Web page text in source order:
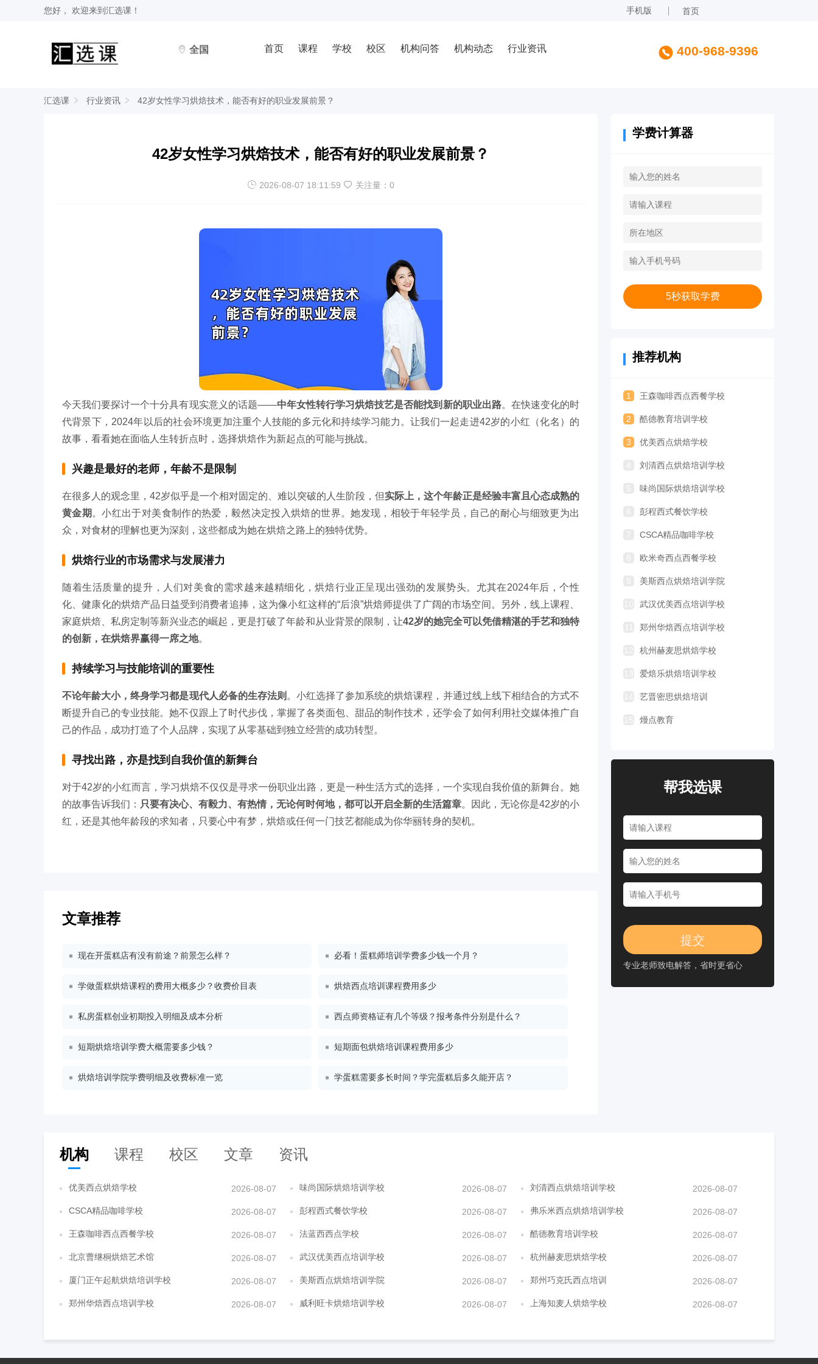
您好， 欢迎来到 汇选课 ！ 手机版 首页
全国 首页 课程 学校 校区 机构问答 机构动态 行业资讯 400-968-9396
汇选课 行业资讯 42岁女性学习烘焙技术，能否有好的职业发展前景？
42岁女性学习烘焙技术，能否有好的职业发展前景？
2026-08-07 18:11:59 关注量： 0
今天我们要探讨一个十分具有现实意义的话题——中年女性转行学习烘焙技艺是否能找到新的职业出路。在快速变化的时
代背景下，2024年以后的社会环境更加注重个人技能的多元化和持续学习能力。让我们一起走进42岁的小红（化名）的
故事，看看她在面临人生转折点时，选择烘焙作为新起点的可能与挑战。
兴趣是最好的老师，年龄不是限制
在很多人的观念里，42岁似乎是一个相对固定的、难以突破的人生阶段，但实际上，这个年龄正是经验丰富且心态成熟的
黄金期 。小红出于对美食制作的热爱，毅然决定投入烘焙的世界。她发现，相较于年轻学员，自己的耐心与细致更为出
众，对食材的理解也更为深刻，这些都成为她在烘焙之路上的独特优势。
烘焙行业的市场需求与发展潜力
随着生活质量的提升，人们对美食的需求越来越精细化，烘焙行业正呈现出强劲的发展势头。尤其在2024年后，个性
化、健康化的烘焙产品日益受到消费者追捧，这为像小红这样的“后浪”烘焙师提供了广阔的市场空间。另外，线上课程、
家庭烘焙、私房定制等新兴业态的崛起，更是打破了年龄和从业背景的限制，让42岁的她完全可以凭借精湛的手艺和独特
的创新，在烘焙界赢得一席之地。
持续学习与技能培训的重要性
不论年龄大小，终身学习都是现代人必备的生存法则 。小红选择了参加系统的烘焙课程，并通过线上线下相结合的方式不
断提升自己的专业技能。她不仅跟上了时代步伐，掌握了各类面包、甜品的制作技术，还学会了如何利用社交媒体推广自
己的作品，成功打造了个人品牌，实现了从零基础到独立经营的成功转型。
寻找出路，亦是找到自我价值的新舞台
对于42岁的小红而言，学习烘焙不仅仅是寻求一份职业出路，更是一种生活方式的选择，一个实现自我价值的新舞台。她
的故事告诉我们： 只要有决心、有毅力、有热情，无论何时何地，都可以开启全新的生活篇章。因此，无论你是42岁的小
红，还是其他年龄段的求知者，只要心中有梦，烘焙或任何一门技艺都能成为你华丽转身的契机。
文章推荐
现在开蛋糕店有没有前途？前景怎么样？ 必看！蛋糕师培训学费多少钱一个月？
学做蛋糕烘焙课程的费用大概多少？收费价目表 烘焙西点培训课程费用多少
私房蛋糕创业初期投入明细及成本分析 西点师资格证有几个等级？报考条件分别是什么？
短期烘焙培训学费大概需要多少钱？ 短期面包烘焙培训课程费用多少
烘焙培训学院学费明细及收费标准一览 学蛋糕需要多长时间？学完蛋糕后多久能开店？
学费计算器
5秒获取学费
推荐机构
1 王森咖啡西点西餐学校
2 酷德教育培训学校
3 优美西点烘焙学校
刘清西点烘焙培训学校
味尚国际烘焙培训学校
彭程西式餐饮学校
CSCA精品咖啡学校
欧米奇西点西餐学校
美斯西点烘焙培训学院
武汉优美西点培训学校
郑州华焙西点培训学校
杭州赫麦思烘焙学校
爱焙乐烘焙培训学校
艺晋密思烘焙培训
熳点教育
帮我选课
专业老师致电解答，省时更省心
机构
优美西点烘焙学校 2026-08-07 味尚国际烘焙培训学校 2026-08-07 刘清西点烘焙培训学校 2026-08-07
CSCA精品咖啡学校 2026-08-07 彭程西式餐饮学校 2026-08-07 弗乐米西点烘焙培训学校 2026-08-07
王森咖啡西点西餐学校 2026-08-07 法蓝西西点学校 2026-08-07 酷德教育培训学校 2026-08-07
北京曹继桐烘焙艺术馆 2026-08-07 武汉优美西点培训学校 2026-08-07 杭州赫麦思烘焙学校 2026-08-07
厦门正午起航烘焙培训学校 2026-08-07 美斯西点烘焙培训学院 2026-08-07 郑州巧克氏西点培训 2026-08-07
郑州华焙西点培训学校 2026-08-07 威利旺卡烘焙培训学校 2026-08-07 上海知麦人烘焙学校 2026-08-07
课程 校区 文章 资讯